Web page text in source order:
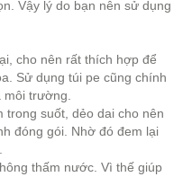
Vậy lý do bạn nên sử dụng
cho nên rất thích hợp để
Sử dụng túi pe cũng chính
trường.
trong suốt, dẻo dai cho nên
đóng gói. Nhờ đó đem lại
thấm nước. Vì thế giúp